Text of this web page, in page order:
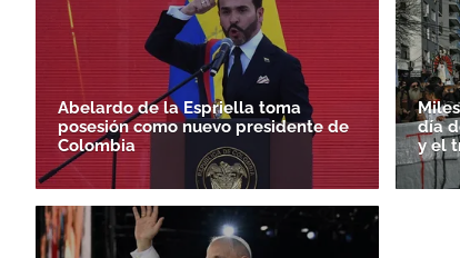
Abelardo de la Espriella toma
posesión como nuevo presidente de
Colombia
día
y el